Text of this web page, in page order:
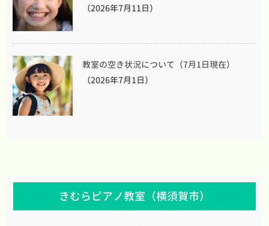
（2026年7月11日）
教室の空き状況について（7月1日現在）
（2026年7月1日）
きむらピアノ教室（横須賀市）